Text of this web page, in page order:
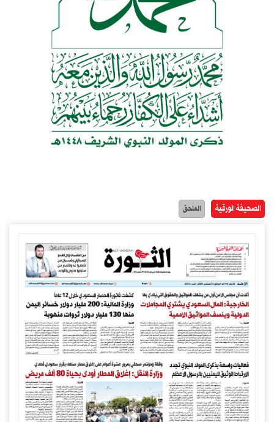
الصحيفة الورقية الملحق